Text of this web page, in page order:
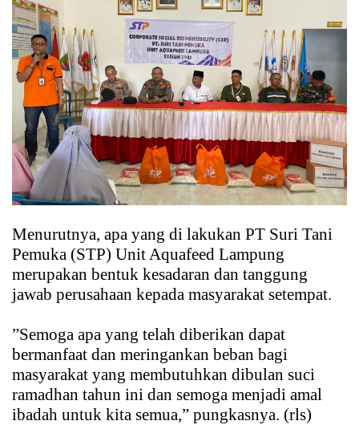
Menurutnya, apa yang di lakukan PT Suri Tani
Pemuka (STP) Unit Aquafeed Lampung
merupakan bentuk kesadaran dan tanggung
jawab perusahaan kepada masyarakat setempat.
”Semoga apa yang telah diberikan dapat
bermanfaat dan meringankan beban bagi
masyarakat yang membutuhkan dibulan suci
ramadhan tahun ini dan semoga menjadi amal
ibadah untuk kita semua,” pungkasnya. (rls)